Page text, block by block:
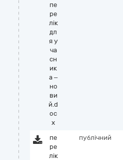
пе
ре
лік
дл
я у
ча
сн
ик
а –
но
ви
й.d
oc
x
пе
ре
лік
публічний